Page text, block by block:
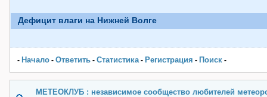
Дефицит влаги на Нижней Волге
- Начало - Ответить - Статистика- Pегистрация - Поиск -
МЕТЕОКЛУБ : независимое сообщество любителей